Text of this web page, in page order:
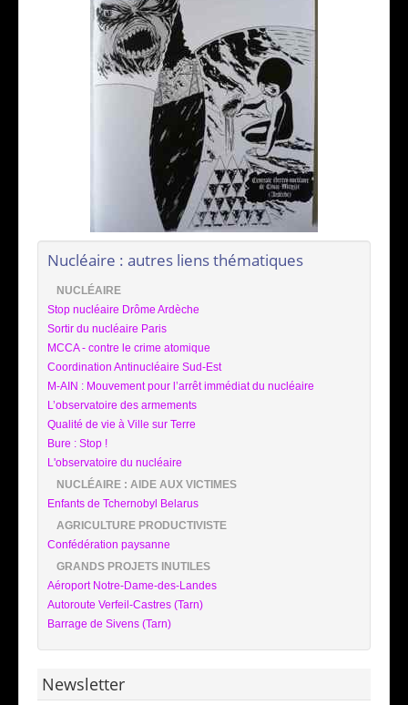
Nucléaire : autres liens thématiques
NUCLÉAIRE
Stop nucléaire Drôme Ardèche
Sortir du nucléaire Paris
MCCA - contre le crime atomique
Coordination Antinucléaire Sud-Est
M-AIN : Mouvement pour l’arrêt immédiat du nucléaire
L’observatoire des armements
Qualité de vie à Ville sur Terre
Bure : Stop !
L'observatoire du nucléaire
NUCLÉAIRE : AIDE AUX VICTIMES
Enfants de Tchernobyl Belarus
AGRICULTURE PRODUCTIVISTE
Confédération paysanne
GRANDS PROJETS INUTILES
Aéroport Notre-Dame-des-Landes
Autoroute Verfeil-Castres (Tarn)
Barrage de Sivens (Tarn)
Newsletter